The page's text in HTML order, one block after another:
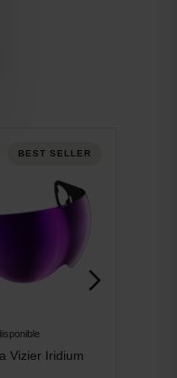
BEST SELLER
Vizier Iridium